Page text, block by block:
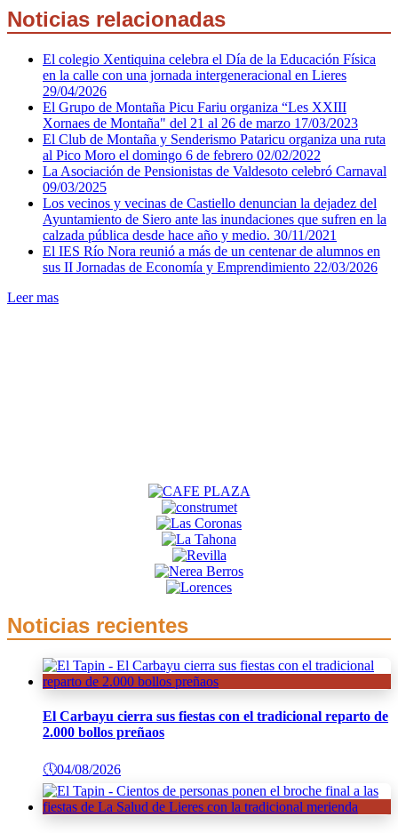
Noticias relacionadas
El colegio Xentiquina celebra el Día de la Educación Física
en la calle con una jornada intergeneracional en Lieres
29/04/2026
El Grupo de Montaña Picu Fariu organiza “Les XXIII
Xornaes de Montaña" del 21 al 26 de marzo 17/03/2023
El Club de Montaña y Senderismo Pataricu organiza una ruta
al Pico Moro el domingo 6 de febrero 02/02/2022
La Asociación de Pensionistas de Valdesoto celebró Carnaval
09/03/2025
Los vecinos y vecinas de Castiello denuncian la dejadez del
Ayuntamiento de Siero ante las inundaciones que sufren en la
calzada pública desde hace año y medio. 30/11/2021
El IES Río Nora reunió a más de un centenar de alumnos en
sus II Jornadas de Economía y Emprendimiento 22/03/2026
Leer mas
Noticias recientes
El Carbayu cierra sus fiestas con el tradicional reparto de
2.000 bollos preñaos
🕔04/08/2026